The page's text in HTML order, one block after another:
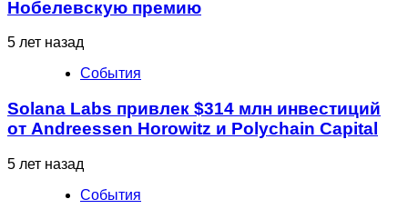
Нобелевскую премию
5 лет назад
События
Solana Labs привлек $314 млн инвестиций
от Andreessen Horowitz и Polychain Capital
5 лет назад
События